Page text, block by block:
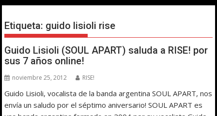
Etiqueta: guido lisioli rise
Guido Lisioli (SOUL APART) saluda a RISE! por
sus 7 años online!
noviembre 25, 2012 RISE!
Guido Lisioli, vocalista de la banda argentina SOUL APART, nos
envía un saludo por el séptimo aniversario! SOUL APART es